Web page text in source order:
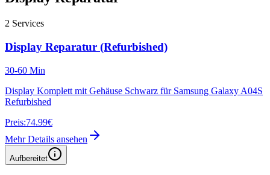
2 Services
Display Reparatur (Refurbished)
30-60 Min
Display Komplett mit Gehäuse Schwarz für Samsung Galaxy A04S
Refurbished
Preis:74.99€
Mehr Details ansehen
Aufbereitet